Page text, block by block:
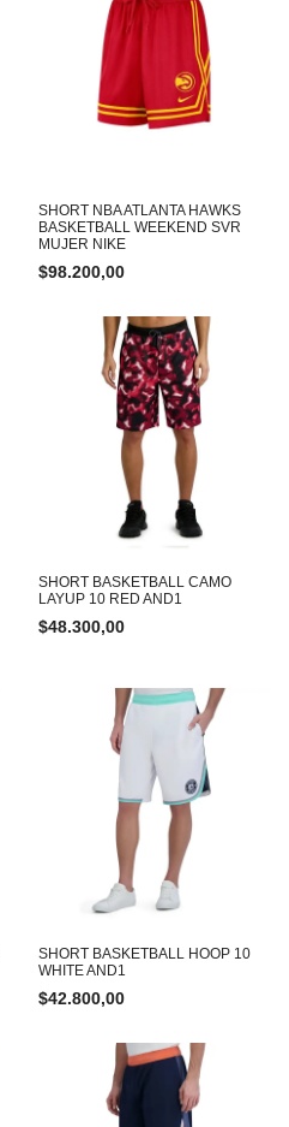
SHORT NBA ATLANTA HAWKS
BASKETBALL WEEKEND SVR
MUJER NIKE
$98.200,00
SHORT BASKETBALL CAMO
LAYUP 10 RED AND1
$48.300,00
SHORT BASKETBALL HOOP 10
WHITE AND1
$42.800,00